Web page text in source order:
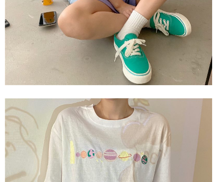
https://oppay.tw/userRule
三、利用規約「AFTEE代金後払い」（以下当サービスという）はネットプ
ロテクションズ（以下 AFTEE という）が提供し、AFTEEが代金を徴収し
ます。当サービスご利用の際に提供しなければならない個人情報（注文者
の氏名、電話番号、受取人の氏名、電話番号、受取人住所を含むがこれに
限らない）は、AFTEEに渡され当サービスで必要な範囲内で利用されま
す。AFTEEの個人情報の収集、処理、利用について、詳細はAFTEE公式ホ
ームページの『個人情報の収集、処理及び利用に関する声明』をご参照く
ださい（
）。
AFTEEの初回ご利用の際に、審査を通過すれば、最高額がNT$10,000にな
納金が加算されます。未成年の利用者は、事前に法定代理人または後見人
の同意を得ればAFTEEをご利用いただけます。
個人情報の処理、利用について疑問がある、または関連する法律の権利を
行使したい場合は、ネットプロテクションズ
cs_tw@netprotections.co.jp
にご連絡ください。上記に示した個人情報を、必要な購入注文書とあわせ
てAFTEEにご提供いただく、またはAFTEEにあなたの個人情報の収集、処
理、利用を許可することににご同意いただけない場合は、当サービスを選
択しないでください。